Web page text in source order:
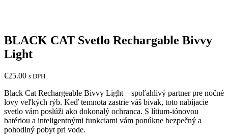
BLACK CAT Svetlo Rechargable Bivvy
Light
€25.00 s DPH
Black Cat Rechargeable Bivvy Light – spoľahlivý partner pre nočné
lovy veľkých rýb. Keď temnota zastrie váš bivak, toto nabíjacie
svetlo vám poslúži ako dokonalý ochranca. S lítium-iónovou
batériou a inteligentnými funkciami vám ponúkne bezpečný a
pohodlný pobyt pri vode.